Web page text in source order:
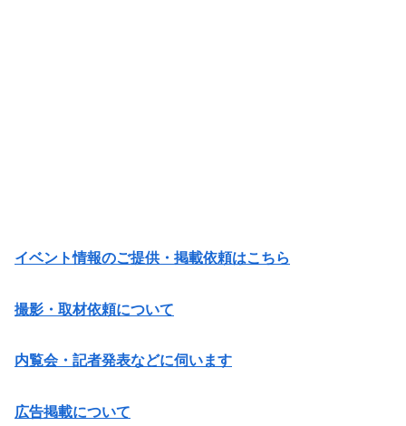
イベント情報のご提供・掲載依頼はこちら
撮影・取材依頼について
内覧会・記者発表などに伺います
広告掲載について